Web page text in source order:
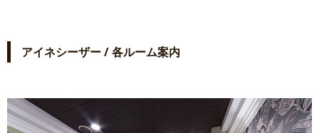
アイネシーザー / 各ルーム案内